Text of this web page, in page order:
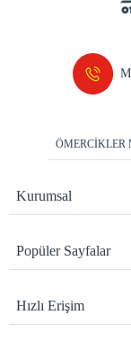
ÖMERCİKLER
Kurumsal
Popüler Sayfalar
Hızlı Erişim